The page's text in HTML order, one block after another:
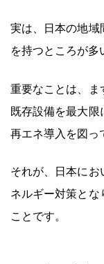
実は、日本の地域
を持つところが多
重要なことは、ま
既存設備を最大限
再エネ導入を図っ
それが、日本にお
ネルギー対策とな
ことです。